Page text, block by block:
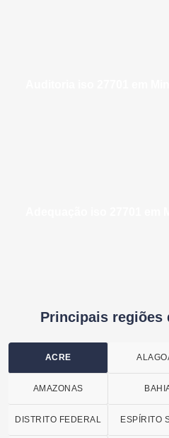
Principais regiões
ACRE
AMAZONAS
DISTRITO FEDERAL ESPÍRITO